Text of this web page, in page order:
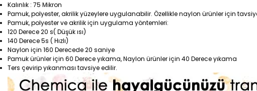
Kalınlık : 75 Mikron
Pamuk, polyester, akrilik yüzeylere uygulanabilir. Özellikle naylon ürünler için
Pamuk, polyester ve akrilik için uygulama yöntemleri:
120 Derece 20 s( Düşük ısı)
140 Derece 5s ( Hızlı)
Naylon için 160 Derecede 20 saniye
Pamuk ürünler için 60 Derece yıkama, Naylon ürünler için 40 Derece yıkama
Ters çevirip yıkanması tavsiye edilir.